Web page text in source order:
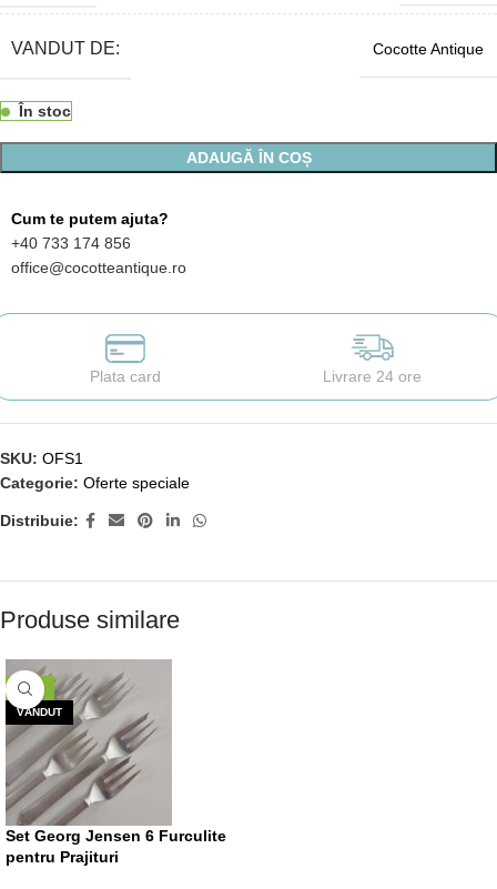
VANDUT DE: Cocotte Antique
În stoc
ADAUGĂ ÎN COȘ
Cum te putem ajuta?
+40 733 174 856
office@cocotteantique.ro
Plata card Livrare 24 ore
SKU: OFS1
Categorie: Oferte speciale
Distribuie:
Produse similare
-22%
VÂNDUT
Set Georg Jensen 6 Furculite
pentru Prajituri